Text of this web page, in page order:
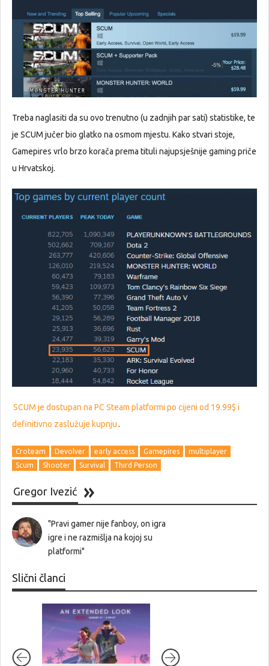
Treba naglasiti da su ovo trenutno (u zadnjih par sati) statistike, te
je SCUM jučer bio glatko na osmom mjestu. Kako stvari stoje,
Gamepires vrlo brzo korača prema tituli najupsješnije gaming priče
u Hrvatskoj.
SCUM je dostupan na PC Steam platformi po cijeni od 19.99$ i
definitivno zaslužuje kupnju.
Croteam Devolver early access Gamepires
multiplayer
Scum
Shooter Survival Third Person
Gregor Ivezić
"Pravi gamer nije fanboy, on igra
igre i ne razmišlja na kojoj su
platformi"
Slični članci